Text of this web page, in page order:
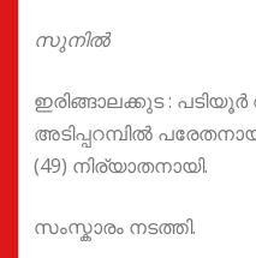
സുനിൽ
ഇരിങ്ങാലക്കുട :
അടിപ്പറമ്പിൽ
(49) നിര്യാതനായി.
സംസ്കാരം നടത്തി.